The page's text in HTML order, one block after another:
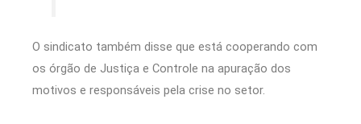
O sindicato também disse que está cooperando com
os órgão de Justiça e Controle na apuração dos
motivos e responsáveis pela crise no setor.